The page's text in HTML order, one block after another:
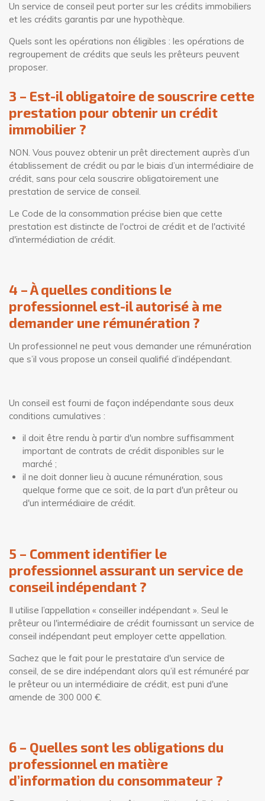
Un service de conseil peut porter sur les crédits immobiliers
et les crédits garantis par une hypothèque.
Quels sont les opérations non éligibles : les opérations de
regroupement de crédits que seuls les prêteurs peuvent
proposer.
3 – Est-il obligatoire de souscrire cette
prestation pour obtenir un crédit
immobilier ?
NON. Vous pouvez obtenir un prêt directement auprès d’un
établissement de crédit ou par le biais d’un intermédiaire de
crédit, sans pour cela souscrire obligatoirement une
prestation de service de conseil.
Le Code de la consommation précise bien que cette
prestation est distincte de l'octroi de crédit et de l'activité
d'intermédiation de crédit.
4 – À quelles conditions le
professionnel est-il autorisé à me
demander une rémunération ?
Un professionnel ne peut vous demander une rémunération
que s’il vous propose un conseil qualifié d’indépendant.
Un conseil est fourni de façon indépendante sous deux
conditions cumulatives :
il doit être rendu à partir d'un nombre suffisamment
important de contrats de crédit disponibles sur le
marché ;
il ne doit donner lieu à aucune rémunération, sous
quelque forme que ce soit, de la part d'un prêteur ou
d'un intermédiaire de crédit.
5 – Comment identifier le
professionnel assurant un service de
conseil indépendant ?
Il utilise l’appellation « conseiller indépendant ». Seul le
prêteur ou l'intermédiaire de crédit fournissant un service de
conseil indépendant peut employer cette appellation.
Sachez que le fait pour le prestataire d'un service de
conseil, de se dire indépendant alors qu’il est rémunéré par
le prêteur ou un intermédiaire de crédit, est puni d'une
amende de 300 000 €.
6 – Quelles sont les obligations du
professionnel en matière
d’information du consommateur ?